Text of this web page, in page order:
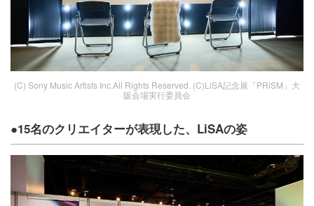
(C) Sony Music Artists Inc.All Rights Reserved. (C)LiSA記念展「PRiSM」大
阪会場実行委員会
●15名のクリエイターが表現した、LiSAの姿